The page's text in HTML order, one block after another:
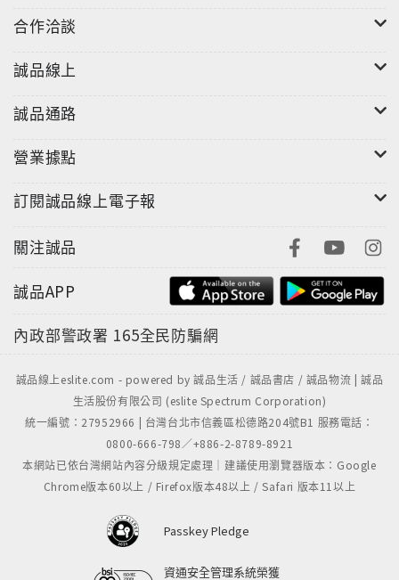
合作洽談
誠品線上
誠品通路
營業據點
訂閱誠品線上電子報
關注誠品
誠品APP
內政部警政署 165全民防騙網
誠品線上eslite.com - powered by 誠品生活 / 誠品書店 / 誠品物流 | 誠品
生活股份有限公司 (eslite Spectrum Corporation)
統一編號：27952966 | 台灣台北市信義區松德路204號B1 服務電話：
0800-666-798／+886-2-8789-8921
本網站已依台灣網站內容分級規定處理｜建議使用瀏覽器版本：Google
Chrome版本60以上 / Firefox版本48以上 / Safari 版本11以上
Passkey Pledge
資通安全管理系統榮獲